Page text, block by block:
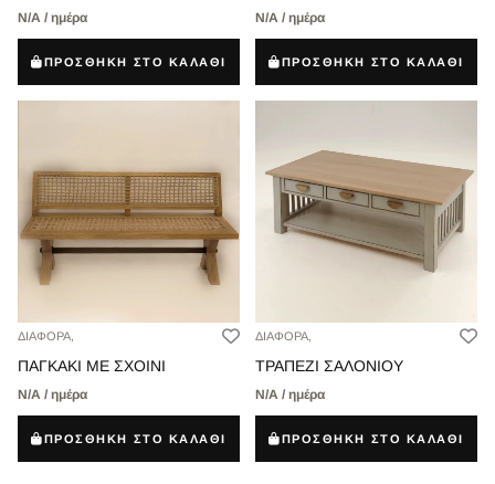
Ν/Α / ημέρα
ΠΡΟΣΘΗΚΗ ΣΤΟ ΚΑΛΑΘΙ
Ν/Α / ημέρα
ΠΡΟΣΘΗΚΗ ΣΤΟ ΚΑΛΑΘΙ
ΔΙΑΦΟΡΑ,
ΠΑΓΚΑΚΙ ΜΕ ΣΧΟΙΝΙ
Ν/Α / ημέρα
ΠΡΟΣΘΗΚΗ ΣΤΟ ΚΑΛΑΘΙ
ΔΙΑΦΟΡΑ,
ΤΡΑΠΕΖΙ ΣΑΛΟΝΙΟΥ
Ν/Α / ημέρα
ΠΡΟΣΘΗΚΗ ΣΤΟ ΚΑΛΑΘΙ